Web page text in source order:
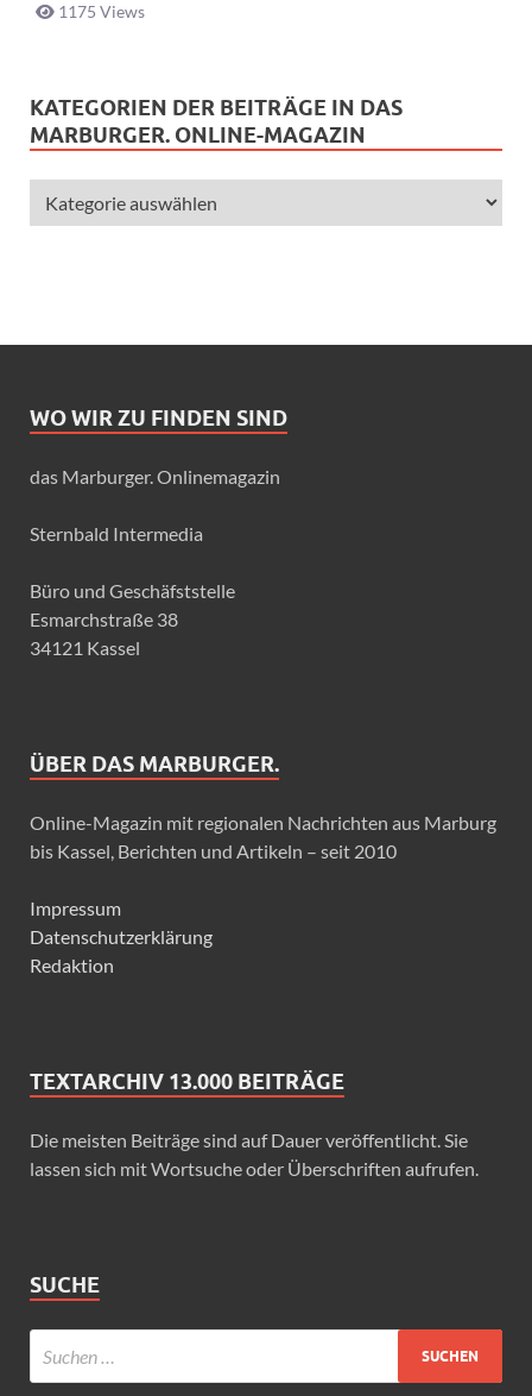
1175 Views
KATEGORIEN DER BEITRÄGE IN DAS
MARBURGER. ONLINE-MAGAZIN
WO WIR ZU FINDEN SIND
das Marburger. Onlinemagazin
Sternbald Intermedia
Büro und Geschäfststelle
Esmarchstraße 38
34121 Kassel
ÜBER DAS MARBURGER.
Online-Magazin mit regionalen Nachrichten aus Marburg
bis Kassel, Berichten und Artikeln – seit 2010
Impressum
Datenschutzerklärung
Redaktion
TEXTARCHIV 13.000 BEITRÄGE
Die meisten Beiträge sind auf Dauer veröffentlicht. Sie
lassen sich mit Wortsuche oder Überschriften aufrufen.
SUCHE